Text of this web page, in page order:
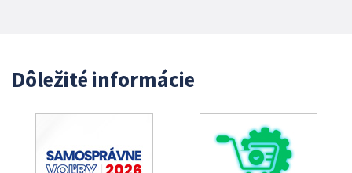
Dôležité informácie